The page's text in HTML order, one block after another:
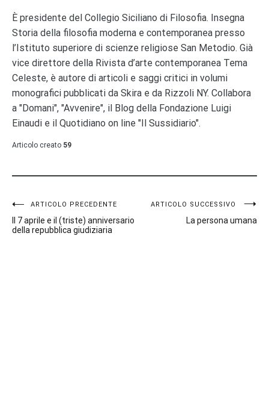
È presidente del Collegio Siciliano di Filosofia. Insegna
Storia della filosofia moderna e contemporanea presso
l’Istituto superiore di scienze religiose San Metodio. Già
vice direttore della Rivista d’arte contemporanea Tema
Celeste, è autore di articoli e saggi critici in volumi
monografici pubblicati da Skira e da Rizzoli NY. Collabora
a "Domani", "Avvenire", il Blog della Fondazione Luigi
Einaudi e il Quotidiano on line "Il Sussidiario".
Articolo creato 59
Navigazione
articoli
ARTICOLO PRECEDENTE
Il 7 aprile e il (triste) anniversario
della repubblica giudiziaria
ARTICOLO SUCCESSIVO
La persona umana